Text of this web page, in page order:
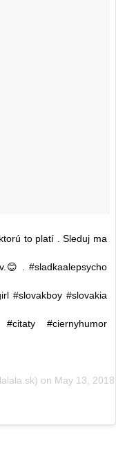
to platí . Sleduj ma
. #sladkaalepsycho
#slovakboy #slovakia
#ciernyhumor
on May 13,